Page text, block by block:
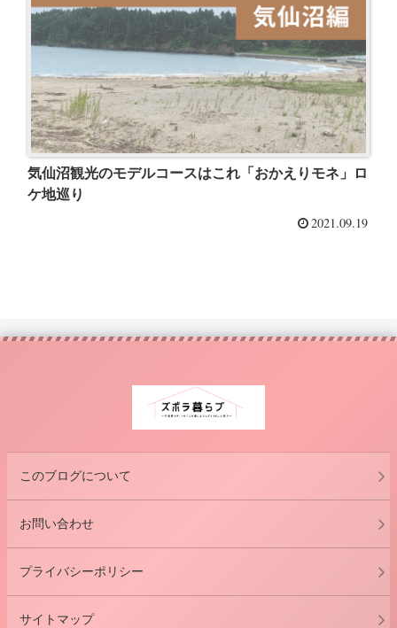
気仙沼観光のモデルコースはこれ「おかえりモネ」ロ
ケ地巡り
2021.09.19
このブログについて
お問い合わせ
プライバシーポリシー
サイトマップ